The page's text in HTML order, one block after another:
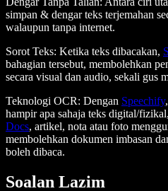
simpan & dengar teks terjemahan
walaupun tanpa internet.
Sorot Teks: Ketika teks dibacakan,
bahagian tersebut, membolehkan
secara visual dan audio, sekali gus
Teknologi OCR: Dengan Speechify
hampir apa sahaja teks digital/
Docs, artikel, nota atau foto
membolehkan dokumen imbasan
boleh dibaca.
Soalan Lazim